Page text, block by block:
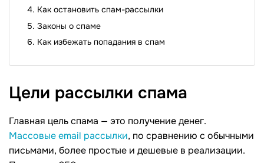
Как остановить спам-рассылки
Законы о спаме
Как избежать попадания в спам
Цели рассылки спама
Главная цель спама — это получение денег.
Массовые email рассылки, по сравнению с обычными
письмами, более простые и дешевые в реализации.